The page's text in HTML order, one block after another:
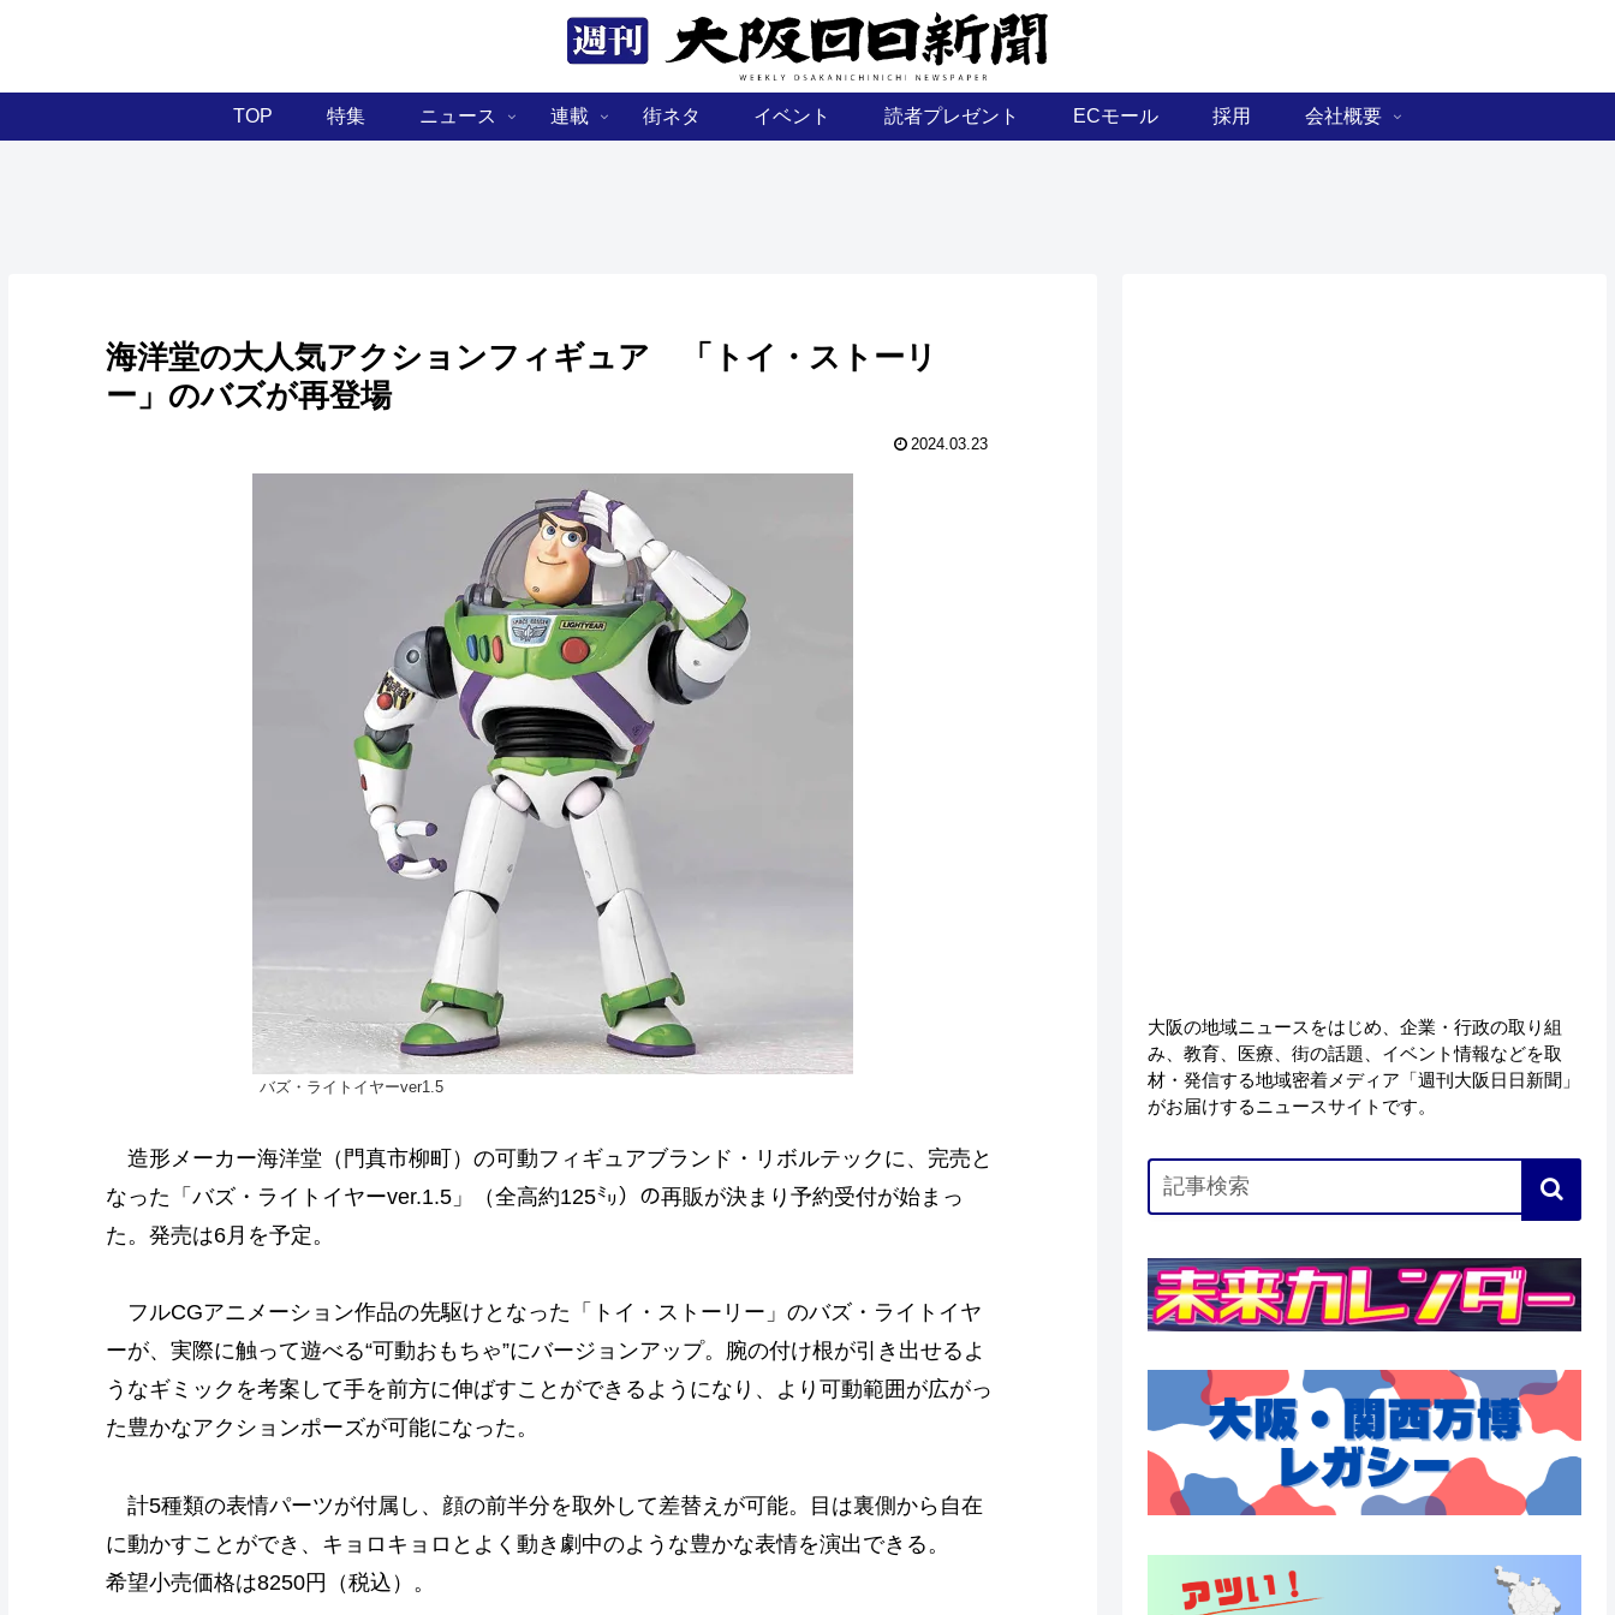
TOP 特集 ニュース 連載 街ネタ イベント 読者プレゼント ECモール 採用 会社概要
海洋堂の大人気アクションフィギュア 「トイ・ストーリ
ー」のバズが再登場
2024.03.23
バズ・ライトイヤーver1.5
造形メーカー海洋堂（門真市柳町）の可動フィギュアブランド・リボルテックに、完売と
なった「バズ・ライトイヤーver.1.5」（全高約125㍉）の再販が決まり予約受付が始まっ
た。発売は6月を予定。
フルCGアニメーション作品の先駆けとなった「トイ・ストーリー」のバズ・ライトイヤ
ーが、実際に触って遊べる“可動おもちゃ”にバージョンアップ。腕の付け根が引き出せるよ
うなギミックを考案して手を前方に伸ばすことができるようになり、より可動範囲が広がっ
た豊かなアクションポーズが可能になった。
計5種類の表情パーツが付属し、顔の前半分を取外して差替えが可能。目は裏側から自在
に動かすことができ、キョロキョロとよく動き劇中のような豊かな表情を演出できる。
希望小売価格は8250円（税込）。
大阪の地域ニュースをはじめ、企業・行政の取り組
み、教育、医療、街の話題、イベント情報などを取
材・発信する地域密着メディア「週刊大阪日日新聞」
がお届けするニュースサイトです。